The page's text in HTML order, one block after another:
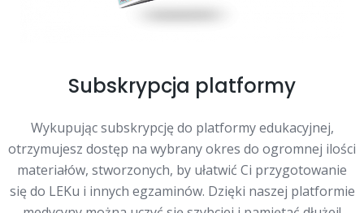
Subskrypcja platformy
Wykupując subskrypcję do platformy edukacyjnej,
otrzymujesz dostęp na wybrany okres do ogromnej ilości
materiałów, stworzonych, by ułatwić Ci przygotowanie
się do LEKu i innych egzaminów. Dzięki naszej platformie